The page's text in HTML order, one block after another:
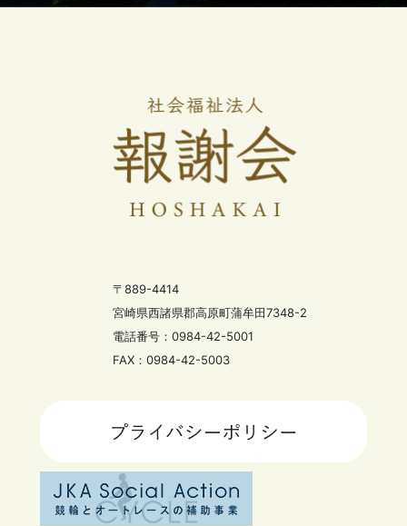
〒889-4414
宮崎県西諸県郡高原町蒲牟田7348-2
電話番号：0984-42-5001
FAX：0984-42-5003